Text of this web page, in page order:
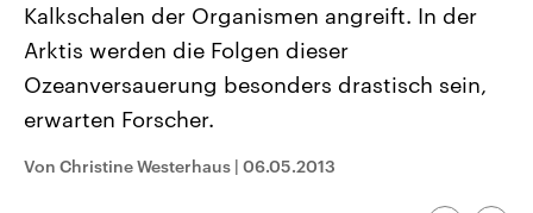
Landtagswahl Sachsen-Anhalt
Alle Informationen
Sachsen-Anhalt wählt am 6.
September 2026 einen neuen
Bundesland von einer Koalition aus
USA
Aktuelle Beiträge,
Hintergründe
mit großem Einfluss auf
Kalkschalen der Organismen angreift. In der
Arktis werden die Folgen dieser
Ozeanversauerung besonders drastisch sein,
erwarten Forscher.
Von Christine Westerhaus | 06.05.2013